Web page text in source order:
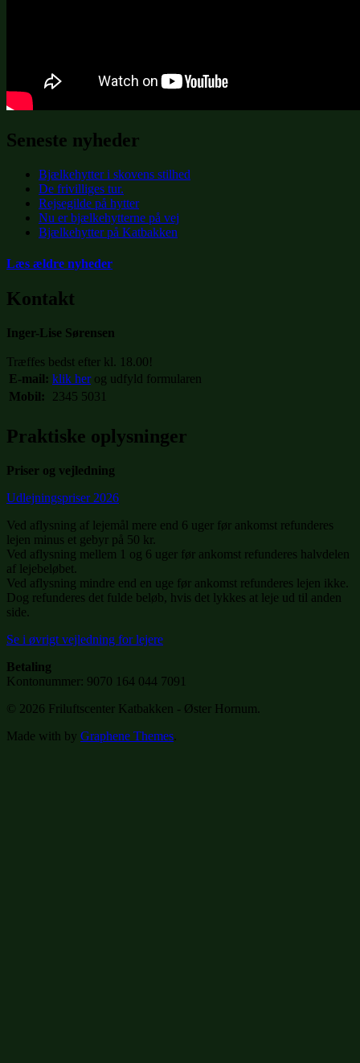
Seneste nyheder
Bjælkehytter i skovens stilhed
De frivilliges tur.
Rejsegilde på hytter
Nu er bjælkehytterne på vej
Bjælkehytter på Katbakken
Læs ældre nyheder
Kontakt
Inger-Lise Sørensen
Træffes bedst efter kl. 18.00!
E-mail: klik herog udfyld formularen
Mobil:
2345 5031
Praktiske oplysninger
Priser og vejledning
Udlejningspriser 2026
Ved aflysning af lejemål mere end 6 uger før ankomst refunderes
lejen minus et gebyr på 50 kr.
Ved aflysning mellem 1 og 6 uger før ankomst refunderes halvdelen
af lejebeløbet.
Ved aflysning mindre end en uge før ankomst refunderes lejen ikke.
Dog refunderes det fulde beløb, hvis det lykkes at leje ud til anden
side.
Se i øvrigt vejledning for lejere
Betaling
Kontonummer: 9070 164 044 7091
© 2026 Friluftscenter Katbakken - Øster Hornum.
Made with by Graphene Themes.